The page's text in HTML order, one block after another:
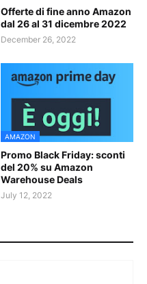
Offerte di fine anno Amazon
dal 26 al 31 dicembre 2022
December 26, 2022
AMAZON
Promo Black Friday: sconti
del 20% su Amazon
Warehouse Deals
July 12, 2022